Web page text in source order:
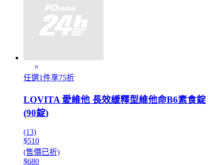
任選1件享75折
LOVITA 愛維他 長效緩釋型維他命B6素食錠
(90錠)
(13)
$510
(售價已折)
$680